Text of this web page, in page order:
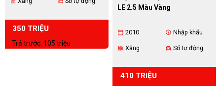
350 TRIỆU
Trả trước: 105 triệu
LE 2.5 Màu Vàng
calendar_today 2010 info Nhập khẩu
ev_station Xăng directions_car Số tự động
410 TRIỆU